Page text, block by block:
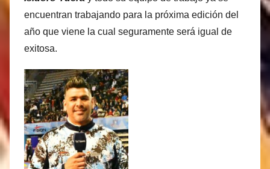
encuentran trabajando para la próxima edición del
año que viene la cual seguramente será igual de
exitosa.